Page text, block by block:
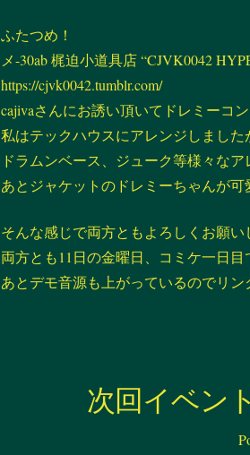
ふたつめ！
メ-30ab 梶迫小道具店 “CJVK0042
https://cjvk0042.tumblr.com/
cajivaさんにお誘い頂いてドレミーコ
私はテックハウスにアレンジしました
ドラムンベース、ジューク等様々なア
あとジャケットのドレミーちゃんが可
そんな感じで両方ともよろしくお願い
両方とも11日の金曜日、コミケ一日
あとデモ音源も上がっているのでリン
次回イベン